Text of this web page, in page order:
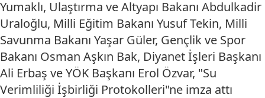
Yumaklı, Ulaştırma ve Altyapı Bakanı Abdulkadir
Uraloğlu, Milli Eğitim Bakanı Yusuf Tekin, Milli
Savunma Bakanı Yaşar Güler, Gençlik ve Spor
Bakanı Osman Aşkın Bak, Diyanet İşleri Başkanı
Ali Erbaş ve YÖK Başkanı Erol Özvar, "Su
Verimliliği İşbirliği Protokolleri"ne imza attı